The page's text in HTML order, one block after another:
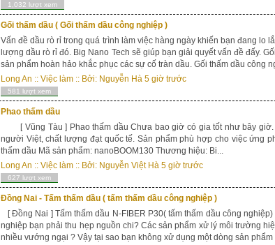
1,032 lượt xem
Gối thấm dầu ( Gối thấm dầu công nghiệp )
Vấn đề dầu rò rỉ trong quá trình làm việc hàng ngày khiến bạn đang lo
lượng dầu rò rỉ đó. Big Nano Tech sẽ giúp bạn giải quyết vấn đề đấy.
sản phẩm hoàn hảo khắc phục các sự cố tràn dầu. Gối thấm dầu công
Long An :: Việc làm :: Bởi: Nguyễn Hà 5 giờ trước
581 lượt xem
Phao thấm dầu
[ Vũng Tàu ] Phao thấm dầu Chưa bao giờ có gia tốt như bây giờ.
người Việt, chất lượng đạt quốc tế. Sản phẩm phù hợp cho việc ứng
thấm dầu Mã sản phẩm: nanoBOOM130 Thương hiệu: Bi...
Long An :: Việc làm :: Bởi: Nguyễn Việt Hà 5 giờ trước
627 lượt xem
Đồng Nai - Tấm thấm dầu ( tấm thấm dầu công nghiệp )
[ Đồng Nai ] Tấm thấm dầu N-FIBER P30( tấm thấm dầu công
nghiệp bạn phải thu hẹp nguồn chi? Các sản phẩm xử lý môi trường
nhiều vướng ngại ? Vậy tại sao bạn không xử dụng một dòng sản phẩm